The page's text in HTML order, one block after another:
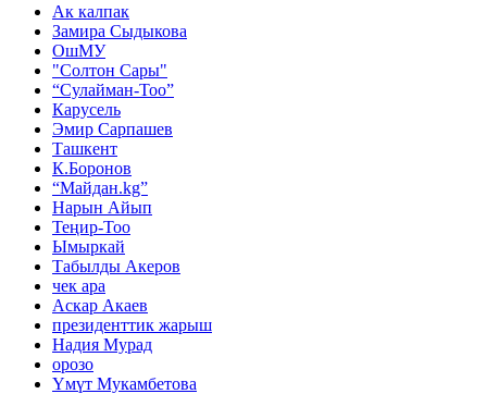
Ак калпак
Замира Сыдыкова
ОшМУ
"Солтон Сары"
“Сулайман-Тоо”
Карусель
Эмир Сарпашев
Ташкент
К.Боронов
“Майдан.kg”
Нарын Айып
Теңир-Тоо
Ымыркай
Табылды Акеров
чек ара
Аскар Акаев
президенттик жарыш
Надия Мурад
орозо
Үмүт Мукамбетова